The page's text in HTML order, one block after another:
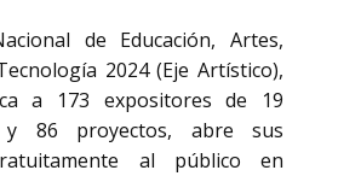
de Educación, Artes,
2024 (Eje Artístico),
a 173 expositores de 19
y 86 proyectos, abre sus
al público en